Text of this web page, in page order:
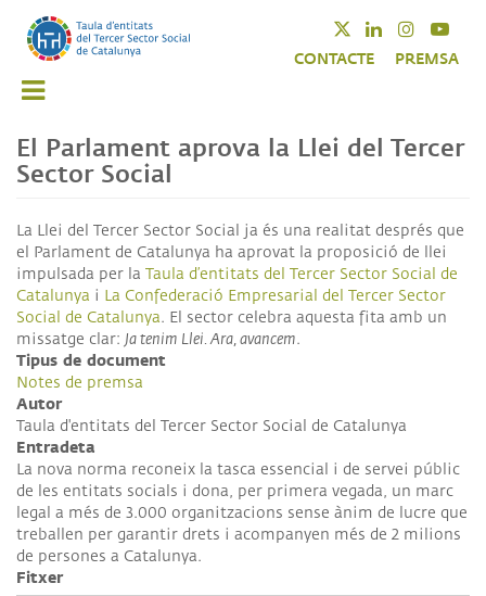
TwitterLinkedin
CONTACTE PREMSA
El Parlament aprova la Llei del Tercer
Sector Social
La Llei del Tercer Sector Social ja és una realitat després que
el Parlament de Catalunya ha aprovat la proposició de llei
impulsada per la Taula d’entitats del Tercer Sector Social de
Catalunya i La Confederació Empresarial del Tercer Sector
Social de Catalunya. El sector celebra aquesta fita amb un
missatge clar: Ja tenim Llei. Ara, avancem.
Tipus de document
Notes de premsa
Autor
Taula d'entitats del Tercer Sector Social de Catalunya
Entradeta
La nova norma reconeix la tasca essencial i de servei públic
de les entitats socials i dona, per primera vegada, un marc
legal a més de 3.000 organitzacions sense ànim de lucre que
treballen per garantir drets i acompanyen més de 2 milions
de persones a Catalunya.
Fitxer